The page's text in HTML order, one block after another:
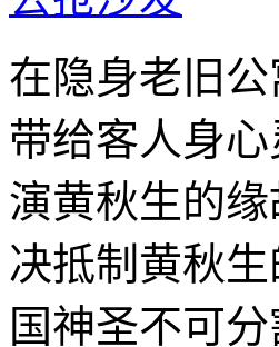
在隐身老旧
带给客人身
演黄秋生的
决抵制黄秋
国神圣不可